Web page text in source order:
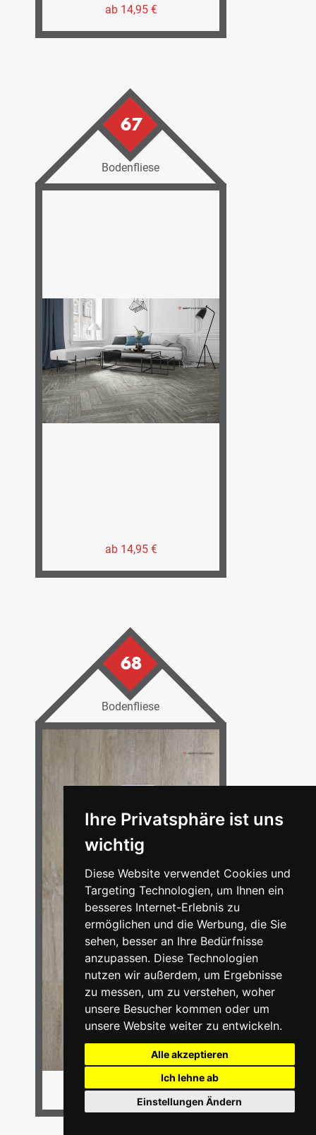
Ihre Privatsphäre ist uns
wichtig
Diese Website verwendet Cookies und
Targeting Technologien, um Ihnen ein
besseres Internet-Erlebnis zu
ermöglichen und die Werbung, die Sie
sehen, besser an Ihre Bedürfnisse
anzupassen. Diese Technologien
nutzen wir außerdem, um Ergebnisse
zu messen, um zu verstehen, woher
unsere Besucher kommen oder um
unsere Website weiter zu entwickeln.
Alle akzeptieren
Ich lehne ab
Einstellungen Ändern
ab 14,95 €
67
Bodenfliese
ab 14,95 €
68
Bodenfliese
ab 39,95 €